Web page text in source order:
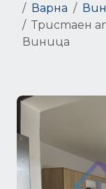
Варна
Тристаен
Виница